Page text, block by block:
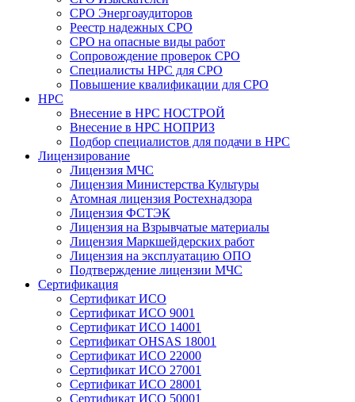
СРО Энергоаудиторов
Реестр надежных СРО
СРО на опасные виды работ
Сопровождение проверок СРО
Специалисты НРС для СРО
Повышение квалификации для СРО
НРС
Внесение в НРС НОСТРОЙ
Внесение в НРС НОПРИЗ
Подбор специалистов для подачи в НРС
Лицензирование
Лицензия МЧС
Лицензия Министерства Культуры
Атомная лицензия Ростехнадзора
Лицензия ФСТЭК
Лицензия на Взрывчатые материалы
Лицензия Маркшейдерских работ
Лицензия на эксплуатацию ОПО
Подтверждение лицензии МЧС
Сертификация
Сертификат ИСО
Сертификат ИСО 9001
Сертификат ИСО 14001
Сертификат OHSAS 18001
Сертификат ИСО 22000
Сертификат ИСО 27001
Сертификат ИСО 28001
Сертификат ИСО 50001